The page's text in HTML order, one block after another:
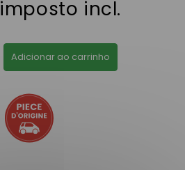
imposto incl.
Adicionar ao carrinho